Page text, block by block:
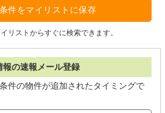
件をマイリストに保存
リストからすぐに検索できます。
報の速報メール登録
件の物件が追加されたタイミングで